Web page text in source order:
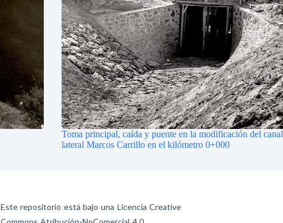
Toma principal, caída y puente en la modificación del canal
lateral Marcos Carrillo en el kilómetro 0+000
Este repositorio está bajo una Licencia Creative